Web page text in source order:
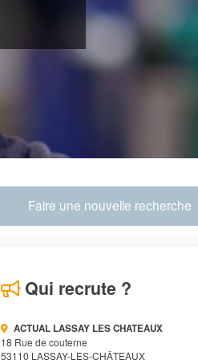
Faire une nouvelle recherche
Qui recrute ?
ACTUAL LASSAY LES CHATEAUX
18 Rue de couterne
53110 LASSAY-LES-CHÂTEAUX